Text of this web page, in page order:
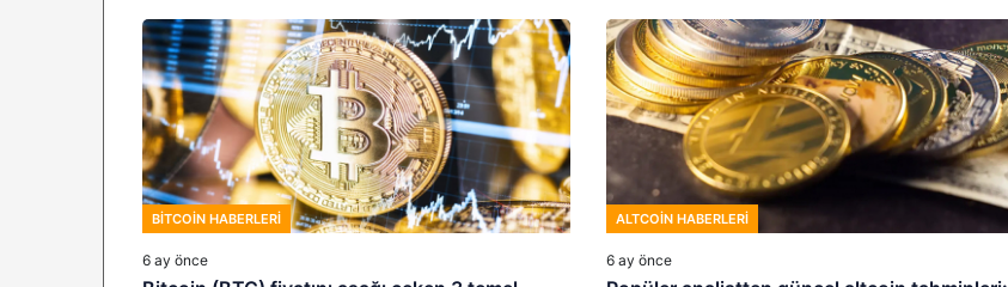
BITCOIN HABERLERI
6 ay önce
ALTCOIN HABERLERI
6 ay önce